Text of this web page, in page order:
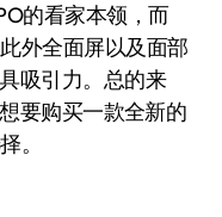
的看家本领，而
外全面屏以及面部
吸引力。总的来
要购买一款全新的
。